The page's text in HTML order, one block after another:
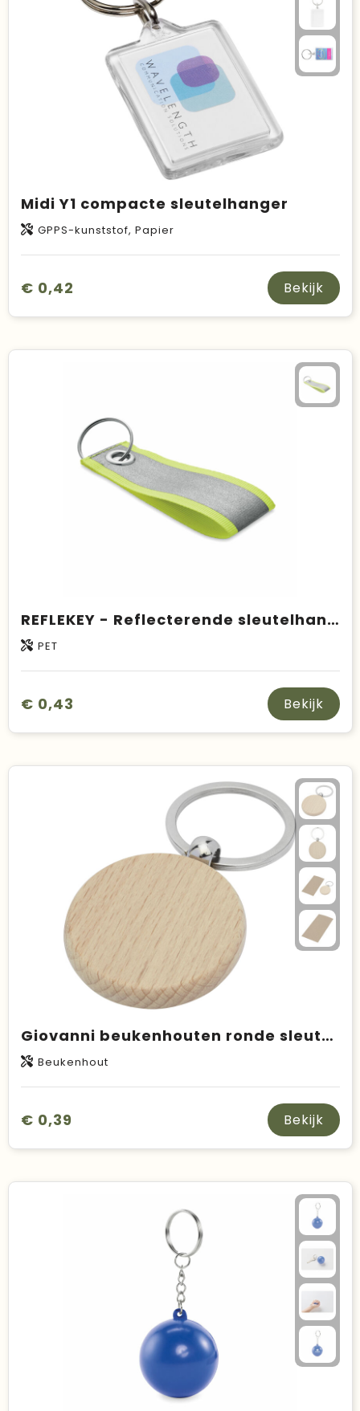
Midi Y1 compacte sleutelhanger
GPPS-kunststof, Papier
€ 0,42 Bekijk
REFLEKEY - Reflecterende sleutelhanger
PET
€ 0,43 Bekijk
Giovanni beukenhouten ronde sleutelhanger
Beukenhout
€ 0,39 Bekijk